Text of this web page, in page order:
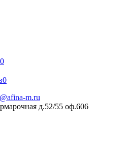
0
0
m.ru
д.52/55 оф.606